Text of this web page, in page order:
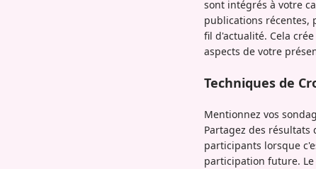
sont intégrés à votre
publications récentes,
fil d'actualité. Cela
aspects de votre
Techniques de
Mentionnez vos
Partagez des
participants lorsque
participation future.